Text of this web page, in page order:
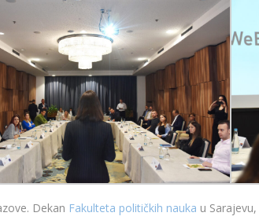
Dekan Fakulteta političkih nauka u Sarajevu,